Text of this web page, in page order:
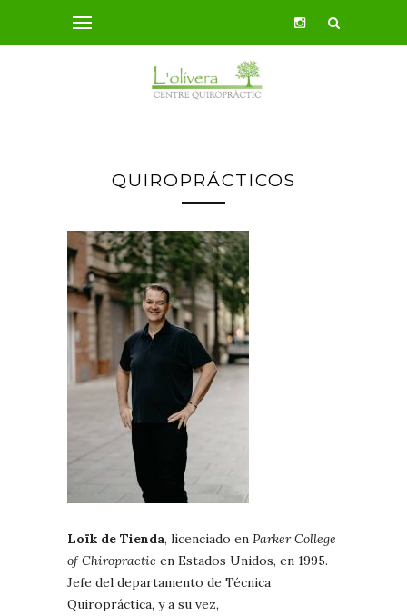
QUIROPRÁCTICOS
Loïk de Tienda, licenciado en Parker College
of Chiropractic en Estados Unidos, en 1995.
Jefe del departamento de Técnica
Quiropráctica, y a su vez,